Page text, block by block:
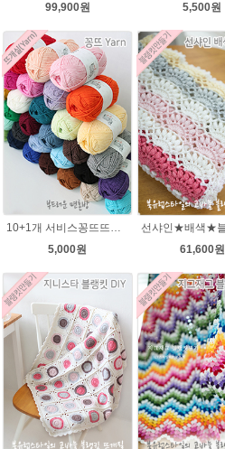
99,900원
5,500원
5,000원
61,600원